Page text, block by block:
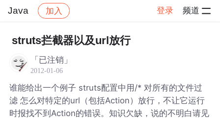
Java 加入 登录 频道
社区 Java 帖子详情
struts拦截器以及url放行
「已注销」
2012-01-06
谁能给出一个例子 struts配置中用/* 对所有的文件过
滤 怎么对特定的url（包括Action）放行，不让它运行
时报找不到Action的错误。知识欠缺，说的不明白请见